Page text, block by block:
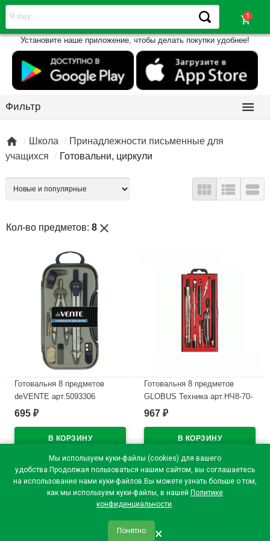
Мы используем куки-файлы (cookies) для вашего
удобства.Продолжая пользоваться нашим сайтом, вы соглашаетесь
на использование нами куки-файлов.Вы можете узнать больше о том,
как мы используем куки-файлы, в нашей Политике
конфиденциальности.
Понятно ×
shopping_cart
Установите наше приложение, чтобы делать покупки удобнее!
Фильтр 
 Школа
Принадлежности письменные для
учащихся
Готовальни, циркули
  
Кол-во предметов: 8 close
Готовальня 8 предметов
deVENTE арт.5093306
В наличии
695 ₽
Готовальня 8 предметов
GLOBUS Техника арт.НЧ8-70-
60
967 ₽